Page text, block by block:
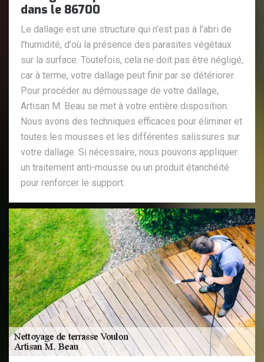
dans le 86700
Le dallage est une structure qui n'est pas à l'abri de
l'humidité, d'où la présence des parasites végétaux
sur la surface. Toutefois, cela ne doit pas être négligé,
car à terme, votre dallage peut finir par se détériorer.
Pour procéder au démoussage de votre dallage,
Artisan M. Beau se met à votre entière disposition.
Nous avons des techniques efficaces pour éliminer et
toutes les mousses et les différentes salissures sur
votre dallage. Si nécessaire, nous pouvons appliquer
un traitement anti-mousse ou un produit étanchéité
pour renforcer le support.